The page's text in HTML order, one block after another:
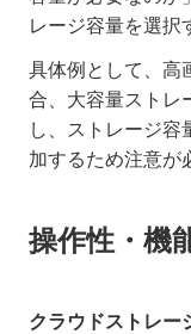
レージ容量を選択
具体例として、高
合、大容量ストレ
し、ストレージ容
加するため注意が
操作性・機
クラウドストレー